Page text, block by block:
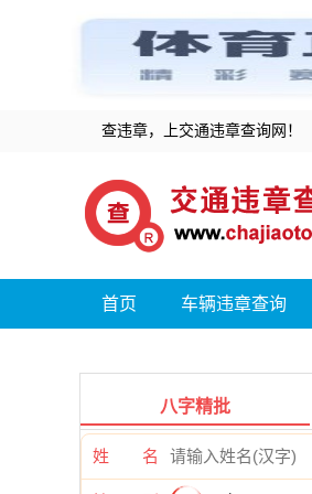
查违章，上交通违章查询网！
首页 车辆违章查询
八字精批
姓 名